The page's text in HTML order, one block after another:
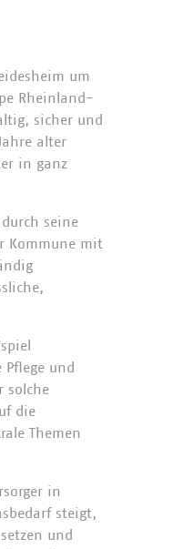
um
Rheinland-
sicher und
alter
in ganz
seine
Kommune mit
und
solche
die
Themen
in
steigt,
und